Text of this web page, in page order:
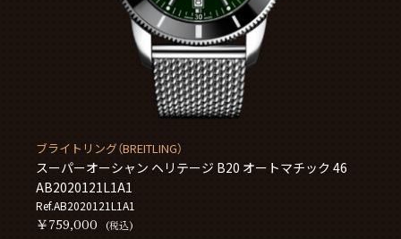
ブライトリング（BREITLING）
スーパーオーシャン ヘリテージ B20 オートマチック 46
AB2020121L1A1
Ref.AB2020121L1A1
￥759,000 (税込)